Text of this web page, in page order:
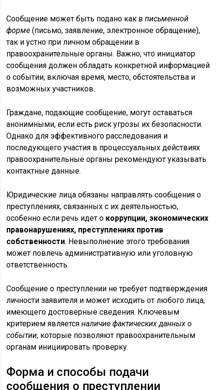
Сообщение может быть подано какв письменной
форме (письмо, заявление, электронное обращение),
так и устно при личном обращении в
правоохранительные органы. Важно, что инициатор
сообщения должен обладать конкретной информацией
о событии, включая время, место, обстоятельства и
возможных участников.
Граждане, подающие сообщение, могут оставаться
анонимными, если есть риск угрозы их безопасности.
Однако для эффективного расследования и
последующего участия в процессуальных действиях
правоохранительные органы рекомендуют указывать
контактные данные.
Юридические лица обязаны направлять сообщения о
преступлениях, связанных с их деятельностью,
особенно если речь идет о коррупции, экономических
правонарушениях, преступлениях против
собственности. Невыполнение этого требования
может повлечь административную или уголовную
ответственность.
Сообщение о преступлении не требует подтверждения
личности заявителя и может исходить от любого лица,
имеющего достоверные сведения. Ключевым
критерием являетсяналичие фактических данных о
событии, которые позволяют правоохранительным
органам инициировать проверку.
Форма и способы подачи
сообщения о преступлении